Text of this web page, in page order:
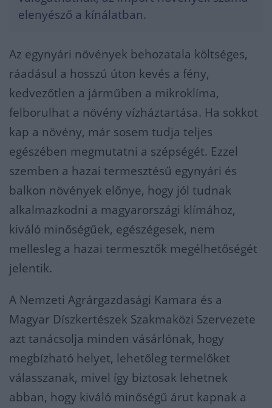
elenyésző a kínálatban.
Az egynyári növények behozatala költséges,
ráadásul a hosszú úton kevés a fény,
kedvezőtlen a járműben a mikroklíma,
felborulhat a növény vízháztartása. Ha sokkot
kap a növény, már sosem tudja teljes
egészében megmutatni a szépségét. Ezzel
szemben a hazai termesztésű egynyári és
balkon növények előnye, hogy jól tudnak
alkalmazkodni a magyarországi klímához,
kiváló minőségűek, egészégesek, nem
mellesleg a hazai termesztők megélhetőségét
jelentik.
A Nemzeti Agrárgazdasági Kamara és a
Magyar Díszkertészek Szakmaközi Szervezete
azt tanácsolja minden vásárlónak, hogy
megbízható helyet, lehetőleg termelőket
válasszanak, mivel így biztosak lehetnek
abban, hogy kiváló minőségű árut kapnak a